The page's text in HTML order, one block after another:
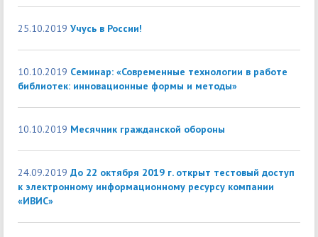
25.10.2019 Учусь в России!
10.10.2019 Cеминар: «Современные технологии в работе
библиотек: инновационные формы и методы»
10.10.2019 Месячник гражданской обороны
24.09.2019 До 22 октября 2019 г. открыт тестовый доступ
к электронному информационному ресурсу компании
«ИВИС»